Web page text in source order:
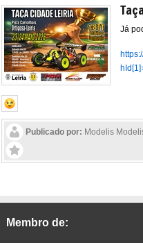
Já
Publicado por: Modelis
Membro de: